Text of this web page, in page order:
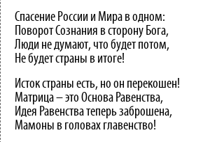
Спасение России и Мира в одном:
Поворот Сознания в сторону Бога,
Люди не думают, что будет потом,
Не будет страны в итоге!
Исток страны есть, но он перекошен!
Матрица – это Основа Равенства,
Идея Равенства теперь заброшена,
Мамоны в головах главенство!